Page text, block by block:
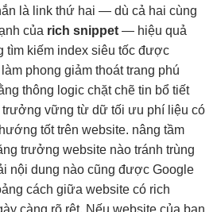
là link thứ hai — dù cả hai cùng
của rich snippet — hiệu quả
tìm kiếm index siêu tốc được
làm phong giảm thoát trang phú
thông logic chặt chẽ tin bổ tiết
trưởng vững từ dữ tối ưu phí liệu có
tốttrên website. nâng tầm
trưởng website nào tránh trùng
nội dung nào cũng được Google
cách giữa website có rich
càng rõ rệt. Nếu website của bạn